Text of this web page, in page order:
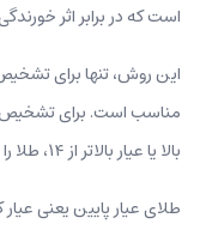
است که در برابر اثر
این روش، تنها برای
مناسب است. برای تشخیص
بالا یا عیار بالاتر از ۱۴، طلا را روی سنگ کوارتز یا سنگ محک می‌کشیم.